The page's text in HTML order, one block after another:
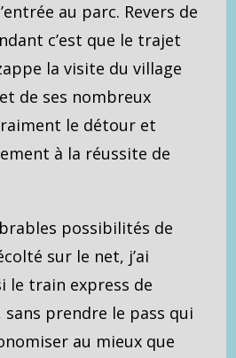
au parc. Revers de
c’est que le trajet
la visite du village
de ses nombreux
le détour et
à la réussite de
possibilités de
sur le net, j’ai
le train express de
sans prendre le pass qui
au mieux que